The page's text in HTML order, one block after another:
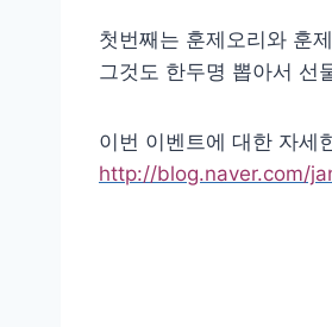
첫번째는 훈제오리와 훈
그것도 한두명 뽑아서 선
이번 이벤트에 대한 자세
http://blog.naver.com/